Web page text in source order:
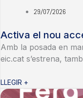
29/07/2026
Activa el nou
Amb la posada en
eic.cat s’estrena,
LLEGIR +